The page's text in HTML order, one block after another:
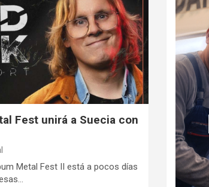
Fest unirá a Suecia con
Metal Fest II está a pocos días